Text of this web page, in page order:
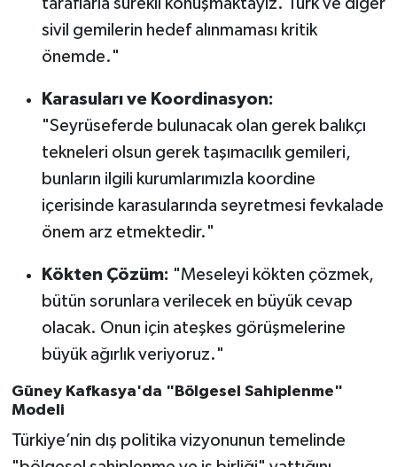
sivil gemilerin hedef alınmaması kritik
önemde."
Karasuları ve Koordinasyon:
"Seyrüseferde bulunacak olan gerek balıkçı
tekneleri olsun gerek taşımacılık gemileri,
bunların ilgili kurumlarımızla koordine
içerisinde karasularında seyretmesi fevkalade
önem arz etmektedir."
Kökten Çözüm: "Meseleyi kökten çözmek,
bütün sorunlara verilecek en büyük cevap
olacak. Onun için ateşkes görüşmelerine
büyük ağırlık veriyoruz."
Güney Kafkasya'da "Bölgesel Sahiplenme"
Modeli
Türkiye’nin dış politika vizyonunun temelinde